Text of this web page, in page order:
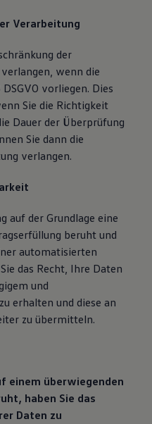
Verarbeitung
der
wenn die
vorliegen. Dies
Sie die Richtigkeit
Dauer der Überprüfung
Sie dann die
verlangen.
auf der Grundlage eine
beruht und
automatisierten
das Recht, Ihre Daten
und
erhalten und diese an
zu übermitteln.
einem überwiegenden
haben Sie das
Daten zu